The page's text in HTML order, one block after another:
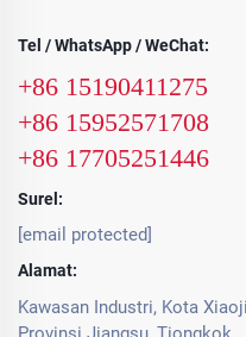
Tel / WhatsApp / WeChat:
+86 15190411275
+86 15952571708
+86 17705251446
Surel:
[email protected]
Alamat:
Kawasan Industri, Kota